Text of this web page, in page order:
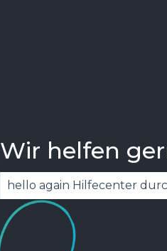
Wir helfen
Es gibt keine Vorschläge,